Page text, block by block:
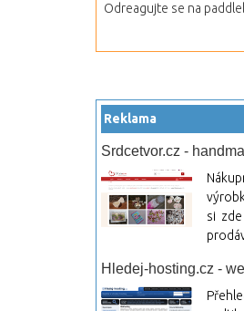
Odreagujte se na
Reklama
Srdcetvor.cz -
si
Hledej-hosting.cz -